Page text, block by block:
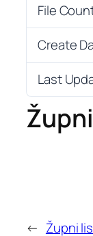
File
Create
Last
← Župni